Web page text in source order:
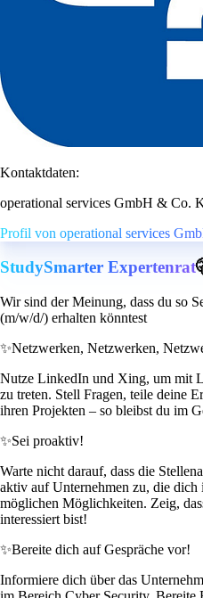
Kontaktdaten:
operational services GmbH & Co.
Profil von operational services
StudySmarter Expertenrat
Wir sind der Meinung, dass du so
(m/w/d/) erhalten könntest
✨Netzwerken, Netzwerken,
Nutze LinkedIn und Xing, um mit
zu treten. Stell Fragen, teile deine
ihren Projekten – so bleibst du im
✨Sei proaktiv!
Warte nicht darauf, dass die
aktiv auf Unternehmen zu, die dich
möglichen Möglichkeiten. Zeig,
interessiert bist!
✨Bereite dich auf Gespräche vor!
Informiere dich über das